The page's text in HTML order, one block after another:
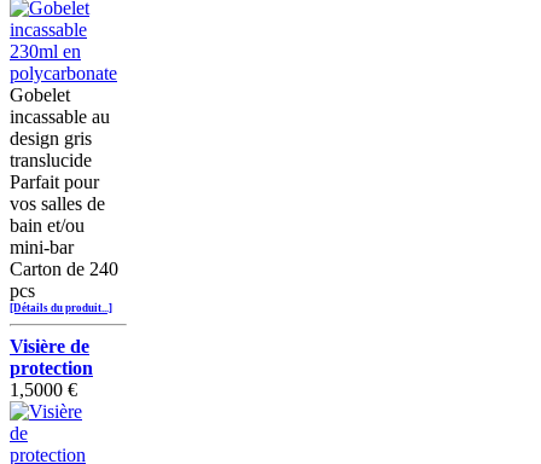
Gobelet
incassable au
design gris
translucide
Parfait pour
vos salles de
bain et/ou
mini-bar
Carton de 240
pcs
[Détails du produit...]
Visière de
protection
1,5000 €